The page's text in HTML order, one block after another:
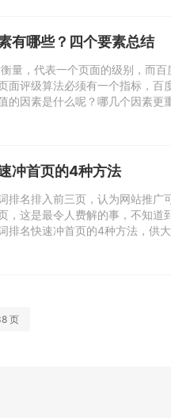
有哪些？四个要素总结
量，代表一个页面的级别，而
面评级算法必须有一个指标，百
的因素是什么呢？哪几个因素更
冲首页的4种方法
排名排入前三页，认为网站推广
，这是最令人费解的事，不知道
排名快速冲首页的4种方法，供
页